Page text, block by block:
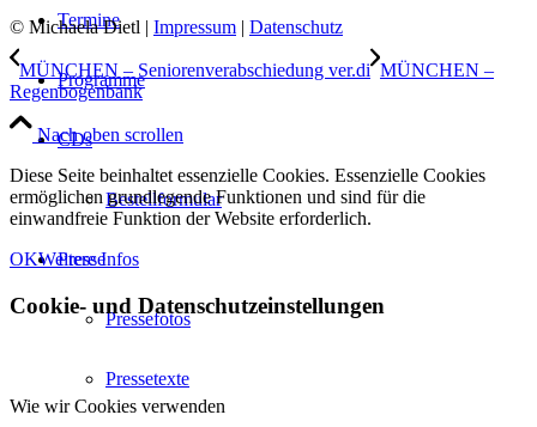
Termine
Programme
CDs
Bestellformular
Presse
Pressefotos
Pressetexte
© Michaela Dietl | Impressum | Datenschutz
MÜNCHEN – Seniorenverabschiedung ver.di MÜNCHEN –
Regenbogenbank
Nach oben scrollen
Diese Seite beinhaltet essenzielle Cookies. Essenzielle Cookies
ermöglichen grundlegende Funktionen und sind für die
einwandfreie Funktion der Website erforderlich.
OKWeitere Infos
Cookie- und Datenschutzeinstellungen
Wie wir Cookies verwenden